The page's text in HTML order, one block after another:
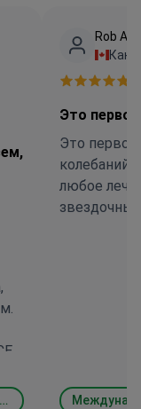
Международный госпиталь Бумрунград
Rob
Это
Это
колебаний
любое